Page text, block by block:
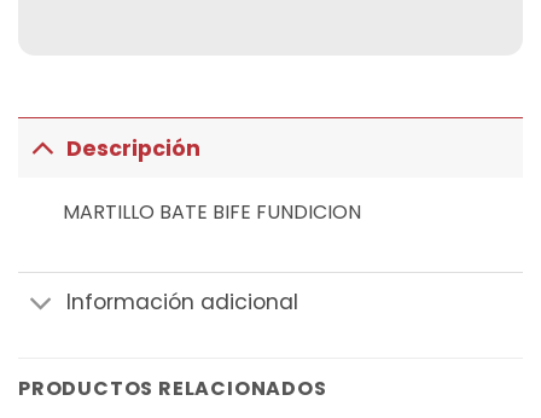
Descripción
MARTILLO BATE BIFE FUNDICION
Información adicional
PRODUCTOS RELACIONADOS